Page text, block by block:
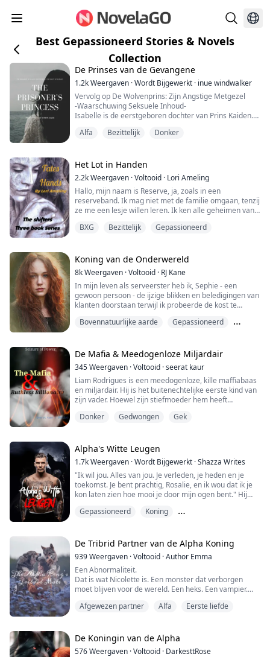
Best Gepassioneerd Stories & Novels
Collection
De Prinses van de Gevangene
1.2kWeergaven ·Wordt Bijgewerkt · inue windwalker
Vervolg op De Wolvenprins: Zijn Angstige Metgezel
-Waarschuwing Seksuele Inhoud-
Isabelle is de eerstgeboren dochter van Prins Kaiden.
treden. Echter, ze kan niet concurreren met haar
ertoe dwingt iets te doen wat ze nog nooit eerder heeft
...
Alfa Bezittelijk Donker
Het Lot in Handen
2.2kWeergaven ·Voltooid · Lori Ameling
Hallo, mijn naam is Reserve, ja, zoals in een
reserveband. Ik mag niet met de familie omgaan, tenzij
ze me een lesje willen leren. Ik ken alle geheimen van
ik wil niet verdwijnen zoals veel meisjes de laatste tijd.
werk een naakte man op d...
BXG Bezittelijk Gepassioneerd
Koning van de Onderwereld
8kWeergaven ·Voltooid · RJ Kane
In mijn leven als serveerster heb ik, Sephie - een
gewoon persoon - de ijzige blikken en beledigingen van
klanten doorstaan terwijl ik probeerde de kost te
zijn.
de Onderwereld voor mij en redde me uit de klauwen
van de zoon van de machtigste maffiabaas. Met zijn
diepblauwe ogen op de mijne...
Bovennatuurlijke aarde
Gepassioneerd
De Mafia & Meedogenloze Miljardair
345Weergaven ·Voltooid ·seerat kaur
Liam Rodrigues is een meedogenloze, kille maffiabaas
en miljardair. Hij is het buitenechtelijke eerste kind van
zijn vader. Hoewel zijn stiefmoeder hem heeft
kind, twijfelt hij daar sterk aan. Hij laat niemand dichtbij
Roselyn is een wees en werd geadopteerd door een
rijke familie. ...
Donker Gedwongen Gek
Alpha's Witte Leugen
1.7kWeergaven ·Wordt Bijgewerkt ·Shazza Writes
"Ik wil jou. Alles van jou. Je verleden, je heden en je
toekomst. Je bent prachtig, Rosalie, en ik wou dat ik je
kon laten zien hoe mooi je door mijn ogen bent." Hij
tegen zijn borst.
Wanneer een nieuwe man verhuist naar het lege
appartement aan de overkant van de gang, voelt
Rosalie Peters zich aangetrokken tot de knappe man.
Blake Coope...
Gepassioneerd
Koning
De Tribrid Partner van de Alpha Koning
939Weergaven ·Voltooid ·Author Emma
Een Abnormaliteit.
Dat is wat Nicolette is. Een monster dat verborgen
moet blijven voor de wereld. Een heks. Een vampier.
zo'n kleine vorm.
mee lastiggevallen en ze had nooit de moeite genomen
om te zoeken. Ze blijft verborgen. Nooit willen ...
Afgewezen partner Alfa Eerste liefde
De Koningin van de Alpha
576Weergaven ·Voltooid · DarkesttRose